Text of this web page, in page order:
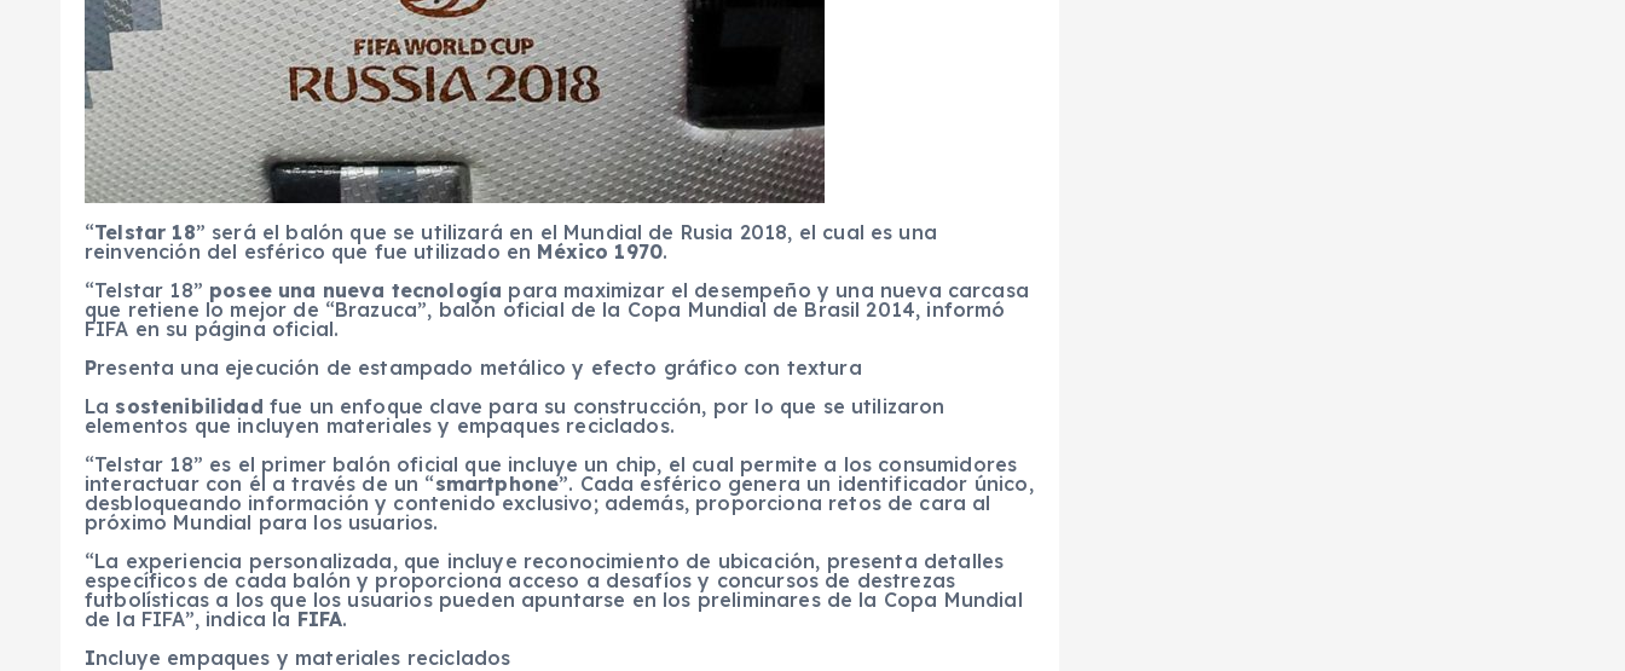
“Telstar 18” será el balón que se utilizará en el Mundial de Rusia 2018, el cual es una
reinvención del esférico que fue utilizado en México 1970.
“Telstar 18” posee una nueva tecnología para maximizar el desempeño y una nueva carcasa
que retiene lo mejor de “Brazuca”, balón oficial de la Copa Mundial de Brasil 2014, informó
FIFA en su página oficial.
Presenta una ejecución de estampado metálico y efecto gráfico con textura
La sostenibilidad fue un enfoque clave para su construcción, por lo que se utilizaron
elementos que incluyen materiales y empaques reciclados.
“Telstar 18” es el primer balón oficial que incluye un chip, el cual permite a los consumidores
interactuar con él a través de un “smartphone”. Cada esférico genera un identificador único,
desbloqueando información y contenido exclusivo; además, proporciona retos de cara al
próximo Mundial para los usuarios.
“La experiencia personalizada, que incluye reconocimiento de ubicación, presenta detalles
específicos de cada balón y proporciona acceso a desafíos y concursos de destrezas
futbolísticas a los que los usuarios pueden apuntarse en los preliminares de la Copa Mundial
de la FIFA”, indica la FIFA.
Incluye empaques y materiales reciclados